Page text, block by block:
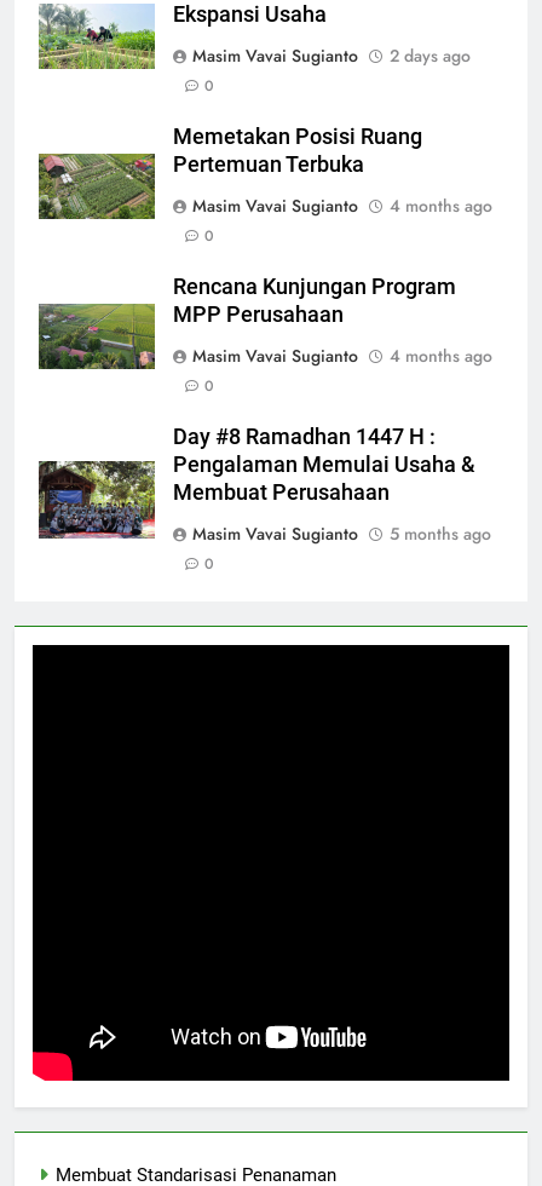
Ekspansi Usaha
Masim Vavai Sugianto
2 days ago
0
Memetakan Posisi Ruang
Pertemuan Terbuka
Masim Vavai Sugianto
4 months ago
0
Rencana Kunjungan Program
MPP Perusahaan
Masim Vavai Sugianto
4 months ago
0
Day #8 Ramadhan 1447 H :
Pengalaman Memulai Usaha &
Membuat Perusahaan
Masim Vavai Sugianto
5 months ago
0
Membuat Standarisasi Penanaman